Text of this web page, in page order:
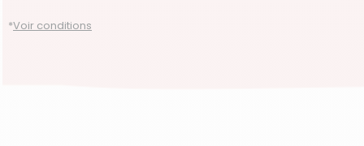
*Voir conditions